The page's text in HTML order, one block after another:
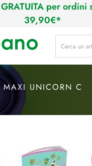
per ordini
39,90€*
La
MAXI UNICORN C